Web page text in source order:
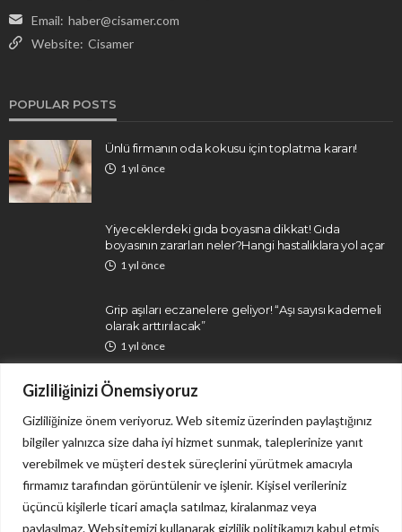
Gizliliğinizi Önemsiyoruz
Gizliliğinize önem veriyoruz. Web sitemiz üzerinden paylaştığınız
bilgiler yalnızca size daha iyi hizmet sunmak, taleplerinize yanıt
verebilmek ve müşteri destek süreçlerini yürütmek amacıyla
firmamız tarafından görüntülenir ve işlenir. Kişisel verileriniz
üçüncü kişilerle ticari amaçla satılmaz, kiralanmaz veya
paylaşılmaz. Websitemizi kullanarak gizlilik politikamızı kabul etmiş
Email: haber@cisamer.com
Website: Cisamer
POPULAR POSTS
Ünlü firmanın oda kokusu için toplatma kararı!
1 yıl önce
Yiyeceklerdeki gıda boyasına dikkat! Gıda
boyasının zararları neler?Hangi hastalıklara yol açar
1 yıl önce
Grip aşıları eczanelere geliyor! “Aşı sayısı kademeli
olarak arttırılacak”
1 yıl önce
İletişim Gizlilik Politikası